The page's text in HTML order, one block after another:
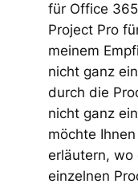
für Office
Project Pro
meinem
nicht ganz
durch die
nicht ganz
möchte
erläutern, wo
einzelnen